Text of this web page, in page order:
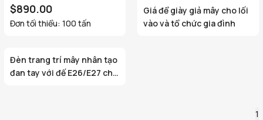
cho Nệm Cao Cấp từ Việt
Nam
$890.00
Đơn tối thiểu: 100 tấn
Giá để giày giả mây cho lối
vào và tổ chức gia đình
Đèn trang trí mây nhân tạo
đan tay với đế E26/E27 cho
1